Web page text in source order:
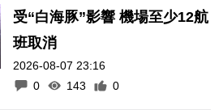
受“白海豚”影響 機場至少12航
班取消
2026-08-07 23:16
0
143 0